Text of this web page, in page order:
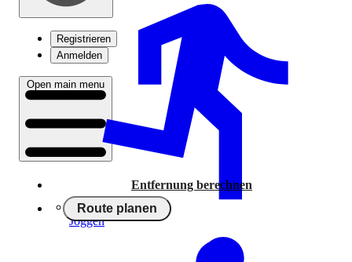
Registrieren
Anmelden
Open main menu
Entfernung berechnen
Route planen
Joggen